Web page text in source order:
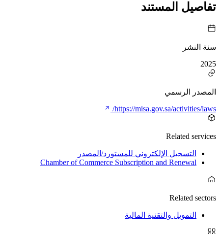
تفاصيل المستند
سنة النشر
2025
المصدر الرسمي
https://misa.gov.sa/activities/laws/
Related services
التسجيل الإلكتروني للمستورد/المصدر
Chamber of Commerce Subscription and Renewal
Related sectors
التمويل والتقنية المالية